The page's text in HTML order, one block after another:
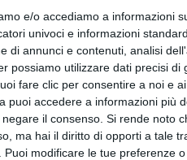
e/o accediamo a informazioni
univoci e informazioni
di annunci e contenuti, analisi
possiamo utilizzare dati precisi di
fare clic per consentire a noi e
puoi accedere a informazioni più
il consenso. Si rende noto
ma hai il diritto di opporti a tale
modificare le tue preferenze